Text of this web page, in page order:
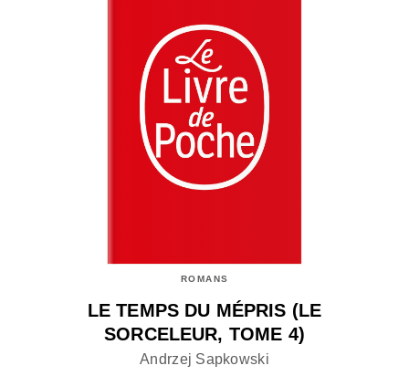
ROMANS
LE TEMPS DU MÉPRIS (LE
SORCELEUR, TOME 4)
Andrzej Sapkowski